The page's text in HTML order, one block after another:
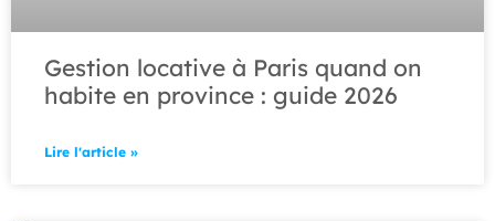
Gestion locative à Paris quand on
habite en province : guide 2026
Lire l'article »